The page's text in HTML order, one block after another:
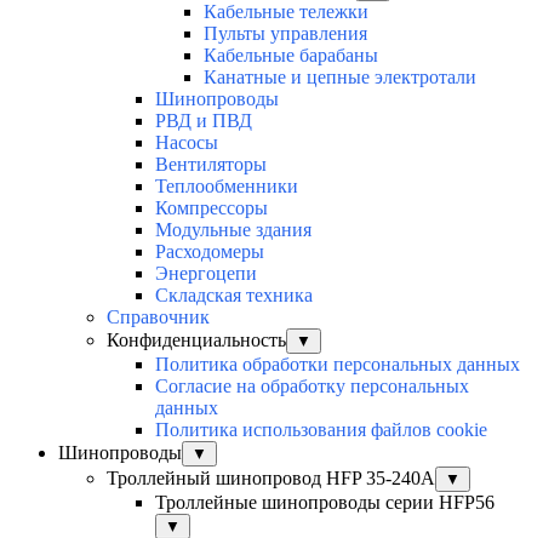
Кабельные тележки
Пульты управления
Кабельные барабаны
Канатные и цепные электротали
Шинопроводы
РВД и ПВД
Насосы
Вентиляторы
Теплообменники
Компрессоры
Модульные здания
Расходомеры
Энергоцепи
Складская техника
Справочник
Конфиденциальность
▼
Политика обработки персональных данных
Согласие на обработку персональных
данных
Политика использования файлов cookie
Шинопроводы
▼
Троллейный шинопровод HFP 35-240А ▼
Троллейные шинопроводы серии HFP56
▼